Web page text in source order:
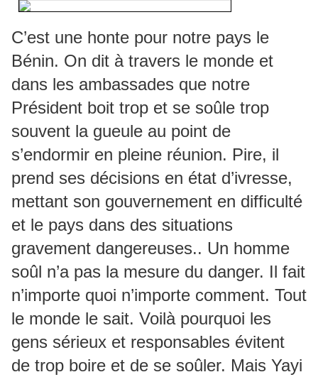
C’est une honte pour notre pays le
Bénin. On dit à travers le monde et
dans les ambassades que notre
Président boit trop et se soûle trop
souvent la gueule au point de
s’endormir en pleine réunion. Pire, il
prend ses décisions en état d’ivresse,
mettant son gouvernement en difficulté
et le pays dans des situations
gravement dangereuses.. Un homme
soûl n’a pas la mesure du danger. Il fait
n’importe quoi n’importe comment. Tout
le monde le sait. Voilà pourquoi les
gens sérieux et responsables évitent
de trop boire et de se soûler. Mais Yayi